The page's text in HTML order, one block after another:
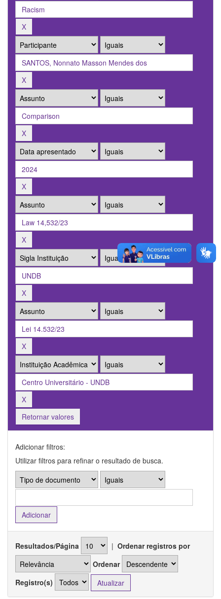
Retornar valores
Adicionar filtros:
Utilizar filtros para refinar o resultado de busca.
Resultados/Página | Ordenar registros por
Ordenar
Registro(s)